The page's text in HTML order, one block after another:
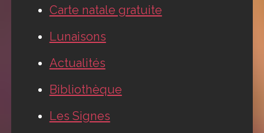
Carte natale gratuite
Lunaisons
Actualités
Bibliothèque
Les Signes